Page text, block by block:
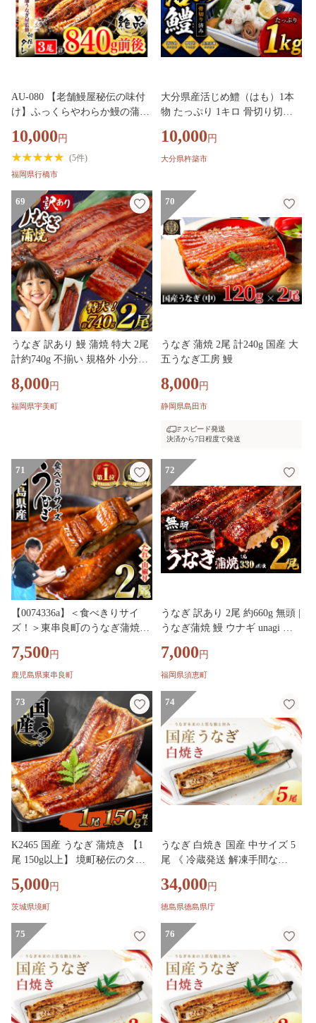
AU-080 【老舗鰻屋秘伝の味付
け】ふっくらやわらか鰻の蒲焼
10,000 円
(5件)
福岡県行橋市
大分県産活じめ鱧（はも）1本
物 たっぷり 1キロ 骨切り切身
モ はもしゃぶ ハモしゃぶ 鱧の
天ぷら 1kg 骨切り 1000g 切身
円 天然鱧 冷凍 ＜108-006＞
10,000 円
大分県杵築市
69
うなぎ 訳あり 鰻 蒲焼 特大 2尾
計約740g 不揃い 規格外 小分け
ak830009] タレ 山椒付 茶葉蒸し
ウナギ うなぎ蒲焼 鰻蒲焼き 蒲
8,000 円
福岡県宇美町
70
うなぎ 蒲焼 2尾 計240g 国産 大
五うなぎ工房 鰻
8,000 円
静岡県島田市
スピード発送
決済から7日程度で発送
71
【0074336a】＜食べきりサイ
ズ！＞東串良町のうなぎ蒲焼
レ、山椒付) うなぎ 蒲焼長焼 ウ
ナギ 鰻 蒲焼き 国産うなぎ 国産
ランキング 高級 家庭用 おすす
め たれ さんしょう 【アクアお
おすみ】
7,500 円
鹿児島県東串良町
72
うなぎ 訳あり 2尾 約660g 無頭 |
うなぎ蒲焼 鰻 ウナギ unagi 特
肉厚 ふっくら 小分け 不揃い 規
格外 家庭用 真空パック 個包装
S10200501
7,000 円
福岡県須恵町
73
K2465 国産 うなぎ 蒲焼き 【1
尾 150g以上】 境町秘伝のタレ
椒 付き
5,000 円
茨城県境町
74
うなぎ 白焼き 国産 中サイズ 5
尾 《 冷蔵発送 解凍手間な
ぎ 国産鰻 うなぎ白焼き 冷蔵 土
用 丑の日 父の日 小分け 徳島
ク・お盆・年末年始 の指定日は
不可】
34,000 円
徳島県徳島県庁
75 76